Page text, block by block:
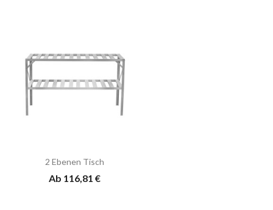
2 Ebenen Tisch
Ab 116,81 €